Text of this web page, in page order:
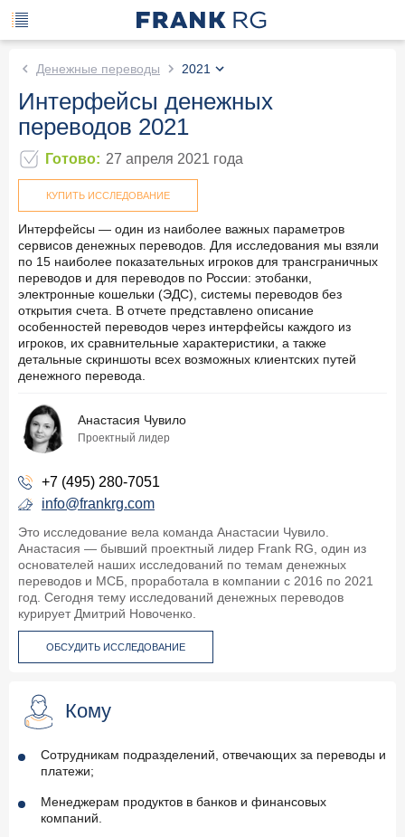
Денежные переводы 2021
Интерфейсы денежных
переводов 2021
Готово: 27 апреля 2021 года
КУПИТЬ ИССЛЕДОВАНИЕ
Интерфейсы — один из наиболее важных параметров
сервисов денежных переводов. Для исследования мы взяли
по 15 наиболее показательных игроков для трансграничных
переводов и для переводов по России: этобанки,
электронные кошельки (ЭДС), системы переводов без
открытия счета. В отчете представлено описание
особенностей переводов через интерфейсы каждого из
игроков, их сравнительные характеристики, а также
детальные скриншоты всех возможных клиентских путей
денежного перевода.
Анастасия Чувило
Проектный лидер
+7 (495) 280-7051
info@frankrg.com
Это исследование вела команда Анастасии Чувило.
Анастасия — бывший проектный лидер Frank RG, один из
основателей наших исследований по темам денежных
переводов и МСБ, проработала в компании с 2016 по 2021
год. Сегодня тему исследований денежных переводов
курирует Дмитрий Новоченко.
ОБСУДИТЬ ИССЛЕДОВАНИЕ
Кому
Сотрудникам подразделений, отвечающих за переводы и
платежи;
Менеджерам продуктов в банков и финансовых
компаний.